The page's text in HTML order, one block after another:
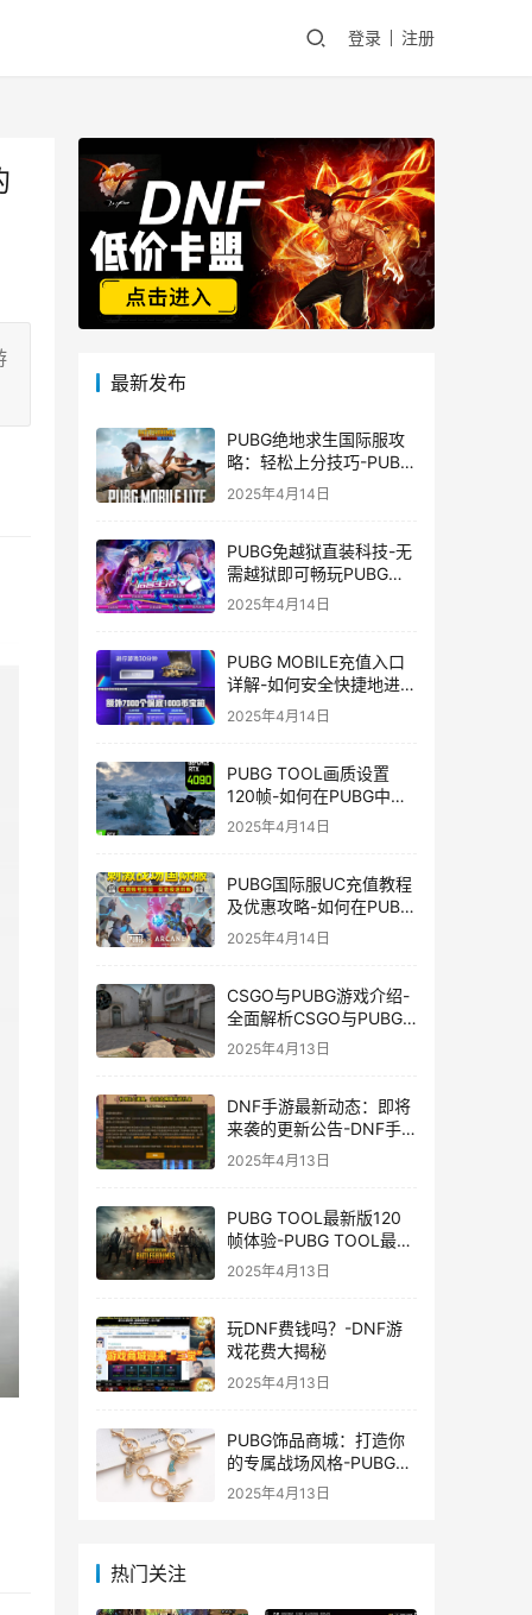
登录 注册
最新发布
PUBG绝地求生国际服攻
略：轻松上分技巧-PUBG
绝地求生国际服新手入门
2025年4月14日
PUBG免越狱直装科技-无
需越狱即可畅玩PUBG的
安装技巧
2025年4月14日
PUBG MOBILE充值入口
详解-如何安全快捷地进行
PUBG MOBILE充值
2025年4月14日
PUBG TOOL画质设置
120帧-如何在PUBG中使
用PUBG TOOL实现120
2025年4月14日
PUBG国际服UC充值教程
及优惠攻略-如何在PUBG
国际服中进行高效且安全
的UC充值
2025年4月14日
CSGO与PUBG游戏介绍-
全面解析CSGO与PUBG
这两款热门射击游戏
2025年4月13日
DNF手游最新动态：即将
来袭的更新公告-DNF手
游最新消息与更新时间表
2025年4月13日
PUBG TOOL最新版120
帧体验-PUBG TOOL最新
版120帧游戏体验优化
2025年4月13日
玩DNF费钱吗？-DNF游
戏花费大揭秘
2025年4月13日
PUBG饰品商城：打造你
的专属战场风格-PUBG游
戏内饰品购买指南
2025年4月13日
热门关注